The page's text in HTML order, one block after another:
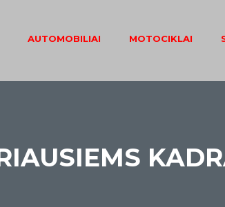
AUTOMOBILIAI MOTOCIKLAI